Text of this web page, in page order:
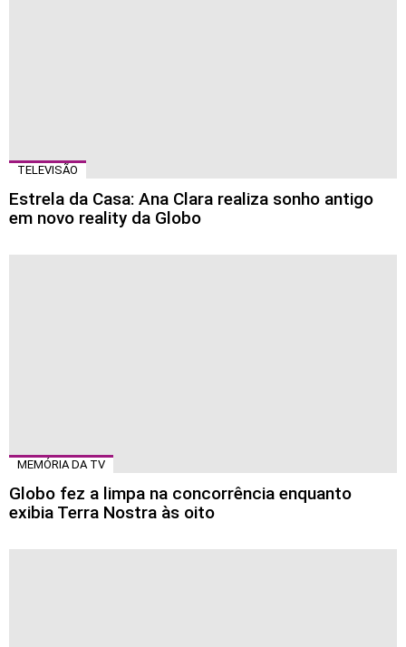
TELEVISÃO
Estrela da Casa: Ana Clara realiza sonho antigo
em novo reality da Globo
MEMÓRIA DA TV
Globo fez a limpa na concorrência enquanto
exibia Terra Nostra às oito